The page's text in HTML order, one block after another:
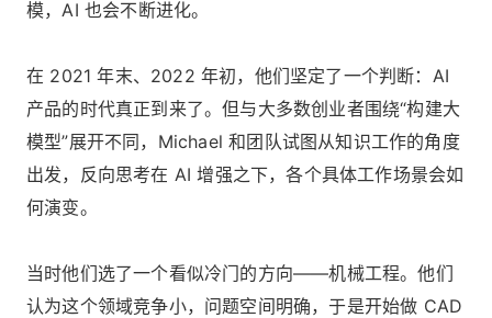
模，AI 也会不断进化。
在 2021 年末、2022 年初，他们坚定了一个判断：AI
产品的时代真正到来了。但与大多数创业者围绕“构建大
模型”展开不同，Michael 和团队试图从知识工作的角度
出发，反向思考在 AI 增强之下，各个具体工作场景会如
何演变。
当时他们选了一个看似冷门的方向——机械工程。他们
认为这个领域竞争小，问题空间明确，于是开始做 CAD